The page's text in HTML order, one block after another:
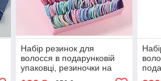
Набір резинок для
волосся в подарунковій
упаковці, резиночки на
волосся 300 шт. 2 кольори